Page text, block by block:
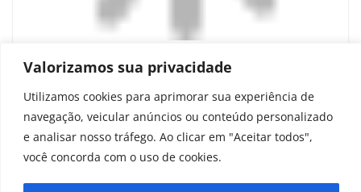
Valorizamos sua privacidade
Utilizamos cookies para aprimorar sua experiência de
navegação, veicular anúncios ou conteúdo personalizado
e analisar nosso tráfego. Ao clicar em "Aceitar todos",
você concorda com o uso de cookies.
Evolução humana acelerou nos últimos
10 mil anos, revela estudo de Harvard
abril 24, 2026